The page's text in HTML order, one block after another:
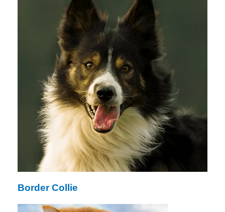
Border Collie